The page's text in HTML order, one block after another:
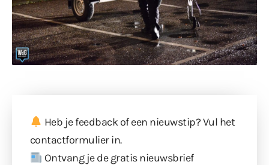
Heb je feedback of een nieuwstip? Vul het
contactformulierin.
Ontvang je de gratis nieuwsbrief